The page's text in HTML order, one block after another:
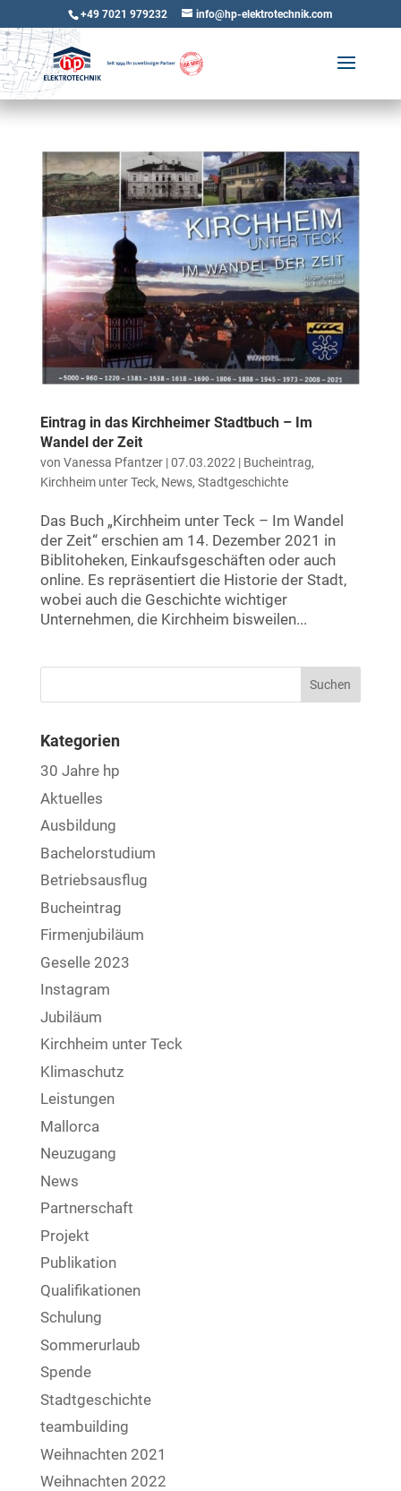
+49 7021 979232 info@hp-elektrotechnik.com
Eintrag in das Kirchheimer Stadtbuch – Im
Wandel der Zeit
von Vanessa Pfantzer|07.03.2022| Bucheintrag,
Kirchheim unter Teck, News, Stadtgeschichte
Das Buch „Kirchheim unter Teck – Im Wandel
der Zeit“ erschien am 14. Dezember 2021 in
Biblitoheken, Einkaufsgeschäften oder auch
online. Es repräsentiert die Historie der Stadt,
wobei auch die Geschichte wichtiger
Unternehmen, die Kirchheim bisweilen...
Kategorien
30 Jahre hp
Aktuelles
Ausbildung
Bachelorstudium
Betriebsausflug
Bucheintrag
Firmenjubiläum
Geselle 2023
Instagram
Jubiläum
Kirchheim unter Teck
Klimaschutz
Leistungen
Mallorca
Neuzugang
News
Partnerschaft
Projekt
Publikation
Qualifikationen
Schulung
Sommerurlaub
Spende
Stadtgeschichte
teambuilding
Weihnachten 2021
Weihnachten 2022